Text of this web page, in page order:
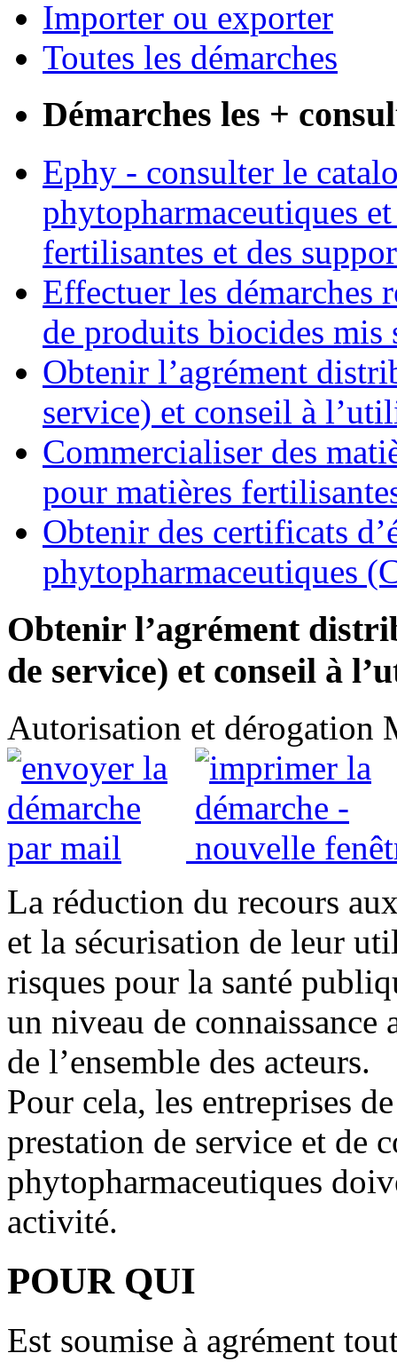
Importer ou exporter
Toutes les démarches
Démarches les +
Ephy - consulter le
phytopharmaceutiques
fertilisantes et des
Effectuer les démarches
de produits biocides mis
Obtenir l’agrément
service) et conseil à
Commercialiser des
pour matières
Obtenir des certificats
phytopharmaceutiques
Obtenir l’agrément
de service) et conseil à
Autorisation et dérogation
La réduction du recours
et la sécurisation de leur
risques pour la santé
un niveau de
de l’ensemble des acteurs.
Pour cela, les entreprises
prestation de service et de
phytopharmaceutiques
activité.
POUR QUI
Est soumise à agrément